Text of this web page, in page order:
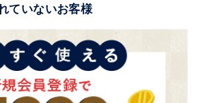
ていないお客様